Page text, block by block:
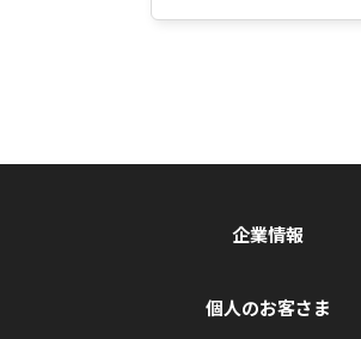
企業情報
個人のお客さま